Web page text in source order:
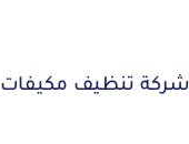
شركة تنظيف مكيفات بالخفجي